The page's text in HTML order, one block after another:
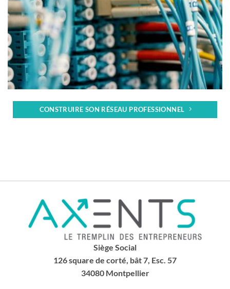
CONSTRUIRE SON RÉSEAU PROFESSIONNEL
Siège Social
126 square de corté, bât 7, Esc. 57
34080 Montpellier